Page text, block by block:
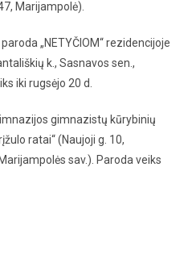
Marijampolė).
„NETYČIOM“ rezidencijoje
k., Sasnavos sen.,
iki rugsėjo 20 d.
gimnazistų kūrybinių
ratai“ (Naujoji g. 10,
sav.). Paroda veiks